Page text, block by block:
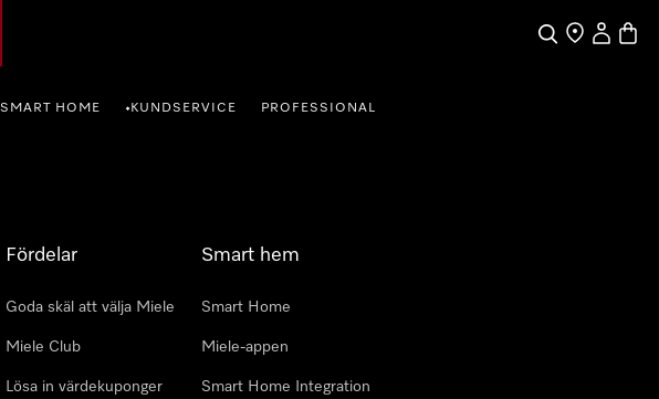
Sök
Hitta Butik
Mitt konto
SMART HOME •KUNDSERVICE PROFESSIONAL
Fördelar
Goda skäl att välja Miele
Miele Club
Lösa in värdekuponger
Smart hem
Smart Home
Miele-appen
Smart Home Integration